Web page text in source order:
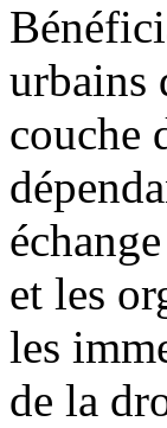
urbains
couche
et les
les
de la